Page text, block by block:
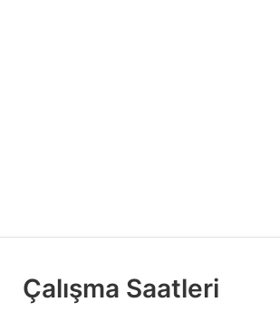
Çalışma Saatleri